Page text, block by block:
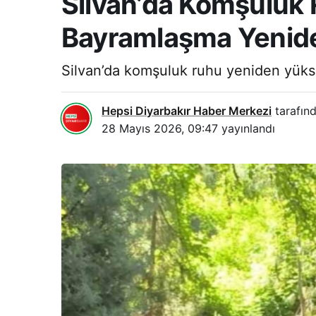
Bayramlaşma
Silvan’da komşuluk ruhu yeniden
Hepsi Diyarbakır Haber Merkezi
28 Mayıs 2026, 09:47 yayınlandı